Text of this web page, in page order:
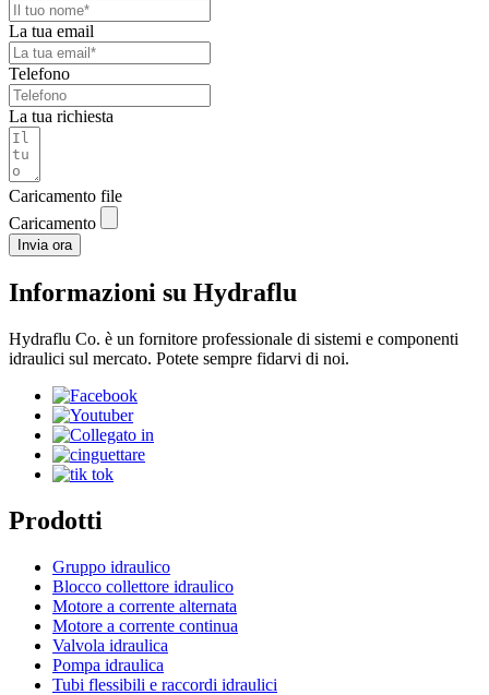
La tua email
Telefono
La tua richiesta
Caricamento file
Caricamento
Invia ora
Informazioni su Hydraflu
Hydraflu Co. è un fornitore professionale di sistemi e componenti
idraulici sul mercato. Potete sempre fidarvi di noi.
Prodotti
Gruppo idraulico
Blocco collettore idraulico
Motore a corrente alternata
Motore a corrente continua
Valvola idraulica
Pompa idraulica
Tubi flessibili e raccordi idraulici